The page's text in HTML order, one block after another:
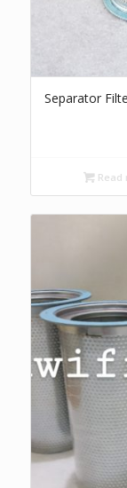
Separator
Read